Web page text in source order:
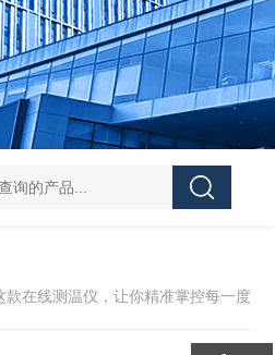
色低温排线 36AWG/32AWG/34AWG
款在线测温仪，让你精准掌控每一度